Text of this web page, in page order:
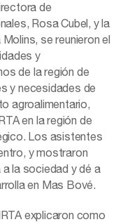
de
Rosa Cubel, y la
se reunieron el
y
de la región de
y necesidades de
agroalimentario,
en la región de
Los asistentes
y mostraron
a la sociedad y dé a
en Mas Bové.
explicaron como